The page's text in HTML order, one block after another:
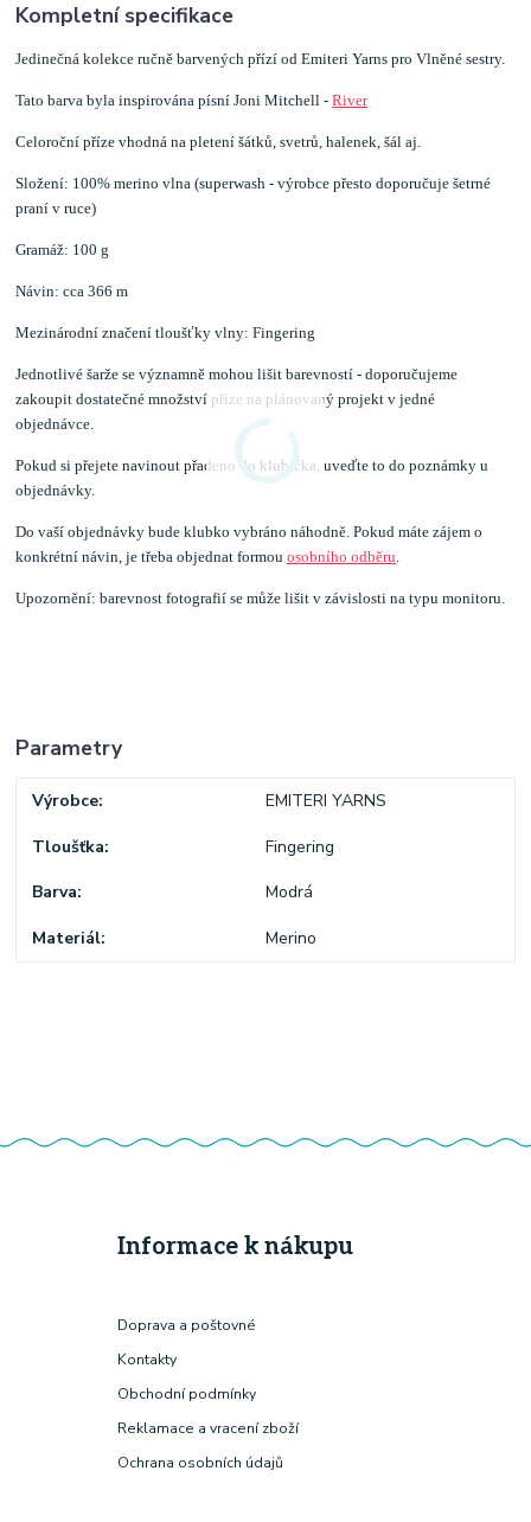
Kompletní specifikace
Jedinečná kolekce ručně barvených přízí od Emiteri Yarns pro Vlněné sestry.
Tato barva byla inspirována písní Joni Mitchell -River
Celoroční příze vhodná na pletení šátků, svetrů, halenek, šál aj.
Složení: 100% merino vlna (superwash - výrobce přesto doporučuje šetrné
praní v ruce)
Gramáž: 100 g
Návin: cca 366 m
Mezinárodní značení tloušťky vlny: Fingering
Jednotlivé šarže se významně mohou lišit barevností - doporučujeme
zakoupit dostatečné množství příze na plánovaný projekt v jedné
objednávce.
Pokud si přejete navinout přadeno do klubíčka, uveďte to do poznámky u
objednávky.
Do vaší objednávky bude klubko vybráno náhodně. Pokud máte zájem o
konkrétní návin, je třeba objednat formouosobního odběru
Upozornění: barevnost fotografií se může lišit v závislosti na typu monitoru.
Parametry
Výrobce EMITERI YARNS
Tloušťka Fingering
Barva Modrá
Materiál Merino
Informace k nákupu
Doprava a poštovné
Kontakty
Obchodní podmínky
Reklamace a vracení zboží
Ochrana osobních údajů